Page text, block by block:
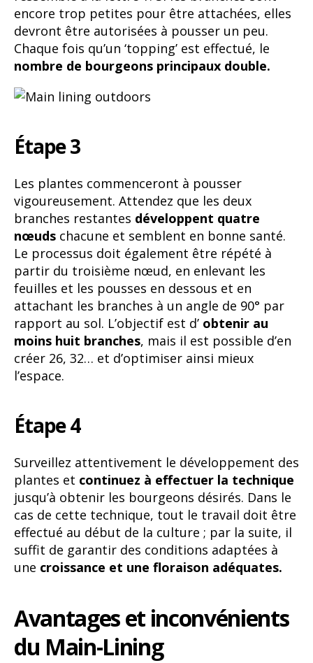
encore trop petites pour être attachées, elles
devront être autorisées à pousser un peu.
Chaque fois qu’un ‘topping’ est effectué, le
nombre de bourgeons principaux double.
Étape 3
Les plantes commenceront à pousser
vigoureusement. Attendez que les deux
branches restantes développent quatre
nœuds chacune et semblent en bonne santé.
Le processus doit également être répété à
partir du troisième nœud, en enlevant les
feuilles et les pousses en dessous et en
attachant les branches à un angle de 90° par
rapport au sol. L’objectif est d’ obtenir au
moins huit branches, mais il est possible d’en
créer 26, 32… et d’optimiser ainsi mieux
l’espace.
Étape 4
Surveillez attentivement le développement des
plantes et continuez à effectuer la technique
jusqu’à obtenir les bourgeons désirés. Dans le
cas de cette technique, tout le travail doit être
effectué au début de la culture ; par la suite, il
suffit de garantir des conditions adaptées à
une croissance et une floraison adéquates.
Avantages et inconvénients
du Main-Lining